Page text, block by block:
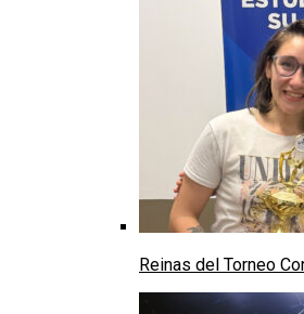
Reinas del Torneo